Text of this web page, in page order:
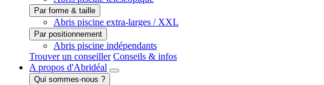
Par forme & taille
Abris piscine extra-larges / XXL
Par positionnement
Abris piscine indépendants
Trouver un conseiller Conseils & infos
A propos d'Abridéal
Qui sommes-nous ?